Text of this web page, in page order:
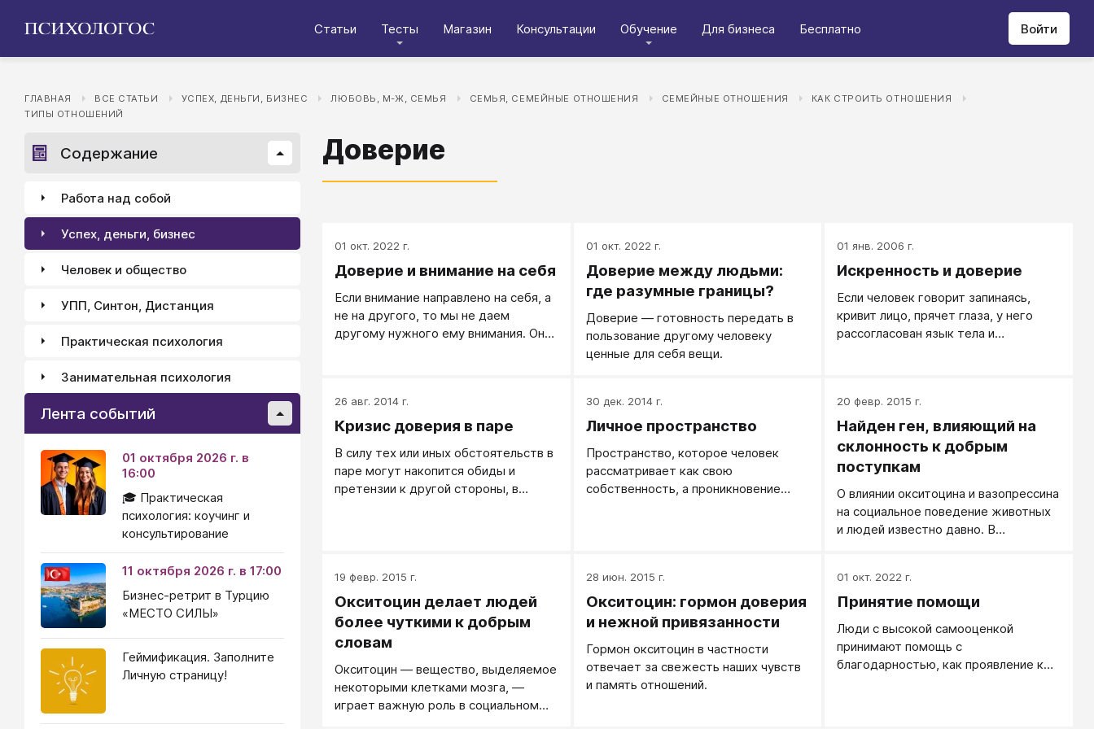
Статьи Тесты Магазин Консультации Обучение Для бизнеса Бесплатно Войти
ГЛАВНАЯ ВСЕ СТАТЬИ УСПЕХ, ДЕНЬГИ, БИЗНЕС ЛЮБОВЬ, М-Ж, СЕМЬЯ СЕМЬЯ, СЕМЕЙНЫЕ ОТНОШЕНИЯ СЕМЕЙНЫЕ ОТНОШЕНИЯ
КАК СТРОИТЬ ОТНОШЕНИЯ
ТИПЫ ОТНОШЕНИЙ
Доверие
01 окт. 2022 г.
Доверие и внимание на себя
Если внимание направлено на себя, а
не на другого, то мы не даем
другому нужного ему внимания. Он
переведя разговор на свое. Итого -
через некоторое время он
перестанет открываться - мы
почувствуем его закрытость и
придем к выводу, что у нас нет
отдаляются. И расходятся…
01 окт. 2022 г.
Доверие между людьми:
где разумные границы?
Доверие — готовность передать в
пользование другому человеку
ценные для себя вещи.
01 янв. 2006 г.
Искренность и доверие
Если человек говорит запинаясь,
кривит лицо, прячет глаза, у него
рассогласован язык тела и
доверять?
26 авг. 2014 г.
Кризис доверия в паре
В силу тех или иных обстоятельств в
паре могут накопится обиды и
претензии к другой стороны, в
30 дек. 2014 г.
Личное пространство
Пространство, которое человек
рассматривает как свою
собственность, а проникновение
20 февр. 2015 г.
Найден ген, влияющий на
склонность к добрым
поступкам
О влиянии окситоцина и вазопрессина
на социальное поведение животных
и людей известно давно. В
окситоцина повышает доверчивость
и щедрость (Гены управляют
С другой стороны, близнецовый
анализ показал, что эти черты
характера являются отчасти
19 февр. 2015 г.
Окситоцин делает людей
более чуткими к добрым
словам
Окситоцин — вещество, выделяемое
некоторыми клетками мозга, —
играет важную роль в социальном
28 июн. 2015 г.
Окситоцин: гормон доверия
и нежной привязанности
Гормон окситоцин в частности
отвечает за свежесть наших чувств
и память отношений.
01 окт. 2022 г.
Принятие помощи
Люди с высокой самооценкой
принимают помощь с
благодарностью, как проявление к
Содержание
Работа над собой
Успех, деньги, бизнес
Человек и общество
УПП, Синтон, Дистанция
Практическая психология
Занимательная психология
Лента событий
01 октября 2026 г. в
16:00
🎓 Практическая
психология: коучинг и
консультирование
11 октября 2026 г. в 17:00
Бизнес-ретрит в Турцию
«МЕСТО СИЛЫ»
Геймификация. Заполните
Личную страницу!